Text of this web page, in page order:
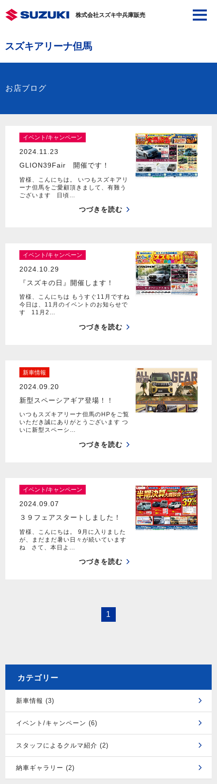
株式会社スズキ中兵庫販売
スズキアリーナ但馬
お店ブログ
イベント/キャンペーン
2024.11.23
GLION39Fair 開催です！
皆様、こんにちは。 いつもスズキアリ
ーナ但馬をご愛顧頂きまして、有難う
ございます 日頃…
つづきを読む
イベント/キャンペーン
2024.10.29
『スズキの日』開催します！
皆様、こんにちは もうすぐ11月ですね
今日は、11月のイベントのお知らせで
す 11月2…
つづきを読む
新車情報
2024.09.20
新型スペーシアギア登場！！
いつもスズキアリーナ但馬のHPをご覧
いただき誠にありがとうございます つ
いに新型スペーシ…
つづきを読む
イベント/キャンペーン
2024.09.07
３９フェアスタートしました！
皆様、こんにちは。 9月に入りました
が、まだまだ暑い日々が続いています
ね さて、本日よ…
つづきを読む
1
カテゴリー
新車情報 (3)
イベント/キャンペーン (6)
スタッフによるクルマ紹介 (2)
納車ギャラリー (2)